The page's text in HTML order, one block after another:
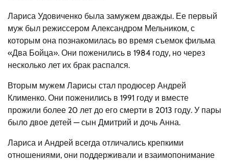
Лариса Удовиченко была замужем дважды. Ее первый
муж был режиссером Александром Мельником, с
которым она познакомилась во время съемок фильма
«Два Бойца». Они поженились в 1984 году, но через
несколько лет их брак распался.
Вторым мужем Ларисы стал продюсер Андрей
Клименко. Они поженились в 1991 году и вместе
прожили более 20 лет до его смерти в 2013 году. У пары
было двое детей — сын Дмитрий и дочь Анна.
Лариса и Андрей всегда отличались крепкими
отношениями, они поддерживали и взаимопонимание